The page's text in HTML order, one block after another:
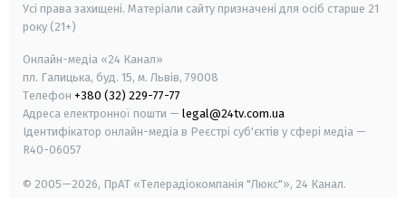
Усі права захищені. Матеріали сайту призначені для осіб старше 21
року (21+)
Онлайн-медіа «24 Канал»
пл. Галицька, буд. 15, м. Львів, 79008
Телефон +380 (32) 229-77-77
Адреса електронної пошти — legal@24tv.com.ua
Ідентифікатор онлайн-медіа в Реєстрі суб'єктів у сфері медіа —
R40-06057
© 2005—2026, ПрАТ «Телерадіокомпанія "Люкс"», 24 Канал.